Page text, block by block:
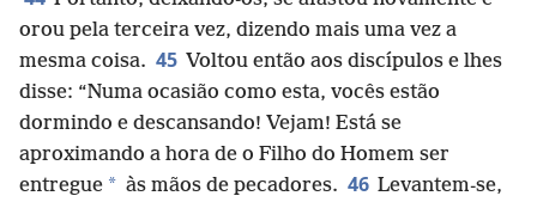
orou pela terceira vez, dizendo mais uma vez a
mesma coisa. 45 Voltou então aos discípulos e lhes
disse: “Numa ocasião como esta, vocês estão
dormindo e descansando! Vejam! Está se
aproximando a hora de o Filho do Homem ser
entregue * às mãos de pecadores. 46 Levantem-se,